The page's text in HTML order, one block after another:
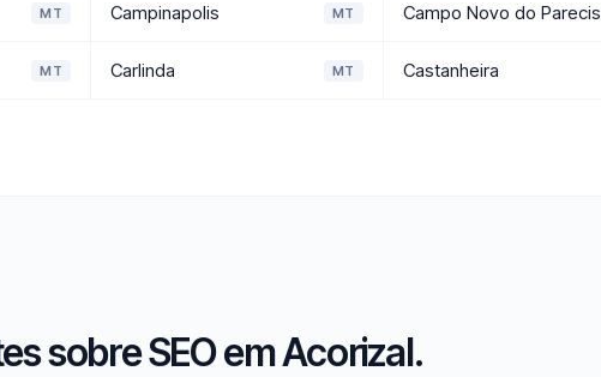
MT Campinapolis MT Campo Novo do Parecis
MT Carlinda MT Castanheira
sobre SEO em Acorizal.